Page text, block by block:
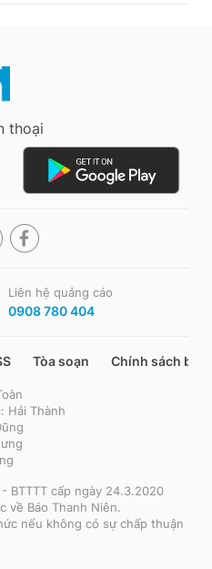
thoại
Liên hệ quảng cáo
0908 780 404
Tòa soạn Chính sách bảo
Hải Thành
BTTTT cấp ngày 24.3.2020
về Báo Thanh Niên.
nếu không có sự chấp thuận